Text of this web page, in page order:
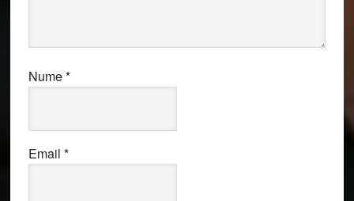
Nume*
Email *